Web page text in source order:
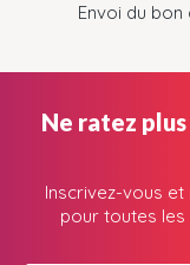
Envoi du
Ne ratez
Inscrivez-vous
pour toutes les